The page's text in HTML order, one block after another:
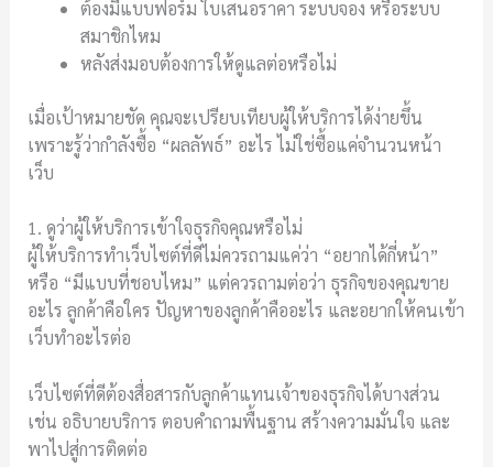
ต้องมีแบบฟอร์ม ใบเสนอราคา ระบบจอง หรือระบบ
สมาชิกไหม
หลังส่งมอบต้องการให้ดูแลต่อหรือไม่
เมื่อเป้าหมายชัด คุณจะเปรียบเทียบผู้ให้บริการได้ง่ายขึ้น
เพราะรู้ว่ากำลังซื้อ “ผลลัพธ์” อะไร ไม่ใช่ซื้อแค่จำนวนหน้า
เว็บ
1. ดูว่าผู้ให้บริการเข้าใจธุรกิจคุณหรือไม่
ผู้ให้บริการทำเว็บไซต์ที่ดีไม่ควรถามแค่ว่า “อยากได้กี่หน้า”
หรือ “มีแบบที่ชอบไหม” แต่ควรถามต่อว่า ธุรกิจของคุณขาย
อะไร ลูกค้าคือใคร ปัญหาของลูกค้าคืออะไร และอยากให้คนเข้า
เว็บทำอะไรต่อ
เว็บไซต์ที่ดีต้องสื่อสารกับลูกค้าแทนเจ้าของธุรกิจได้บางส่วน
เช่น อธิบายบริการ ตอบคำถามพื้นฐาน สร้างความมั่นใจ และ
พาไปสู่การติดต่อ